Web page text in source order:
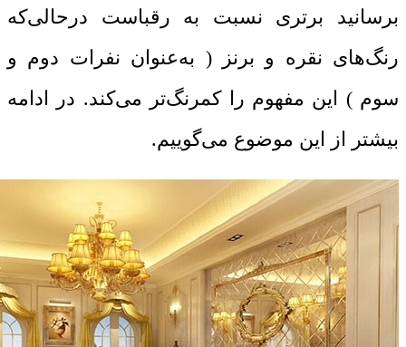
برسانید برتری نسبت به رقباست درحالی‌که
رنگ‌های نقره و برنز ( به‌عنوان نفرات دوم و
سوم ) این مفهوم را کمرنگ‌تر می‌کند. در ادامه
بیشتر از این موضوع می‌گوییم.